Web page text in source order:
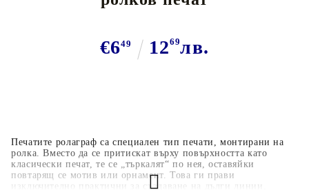
€649 1269лв.
Печатите ролаграф са специален тип печати, монтирани на
ролка. Вместо да се притискат върху повърхността като
класически печат, те се „търкалят“ по нея, оставяйки
повтарящ се мотив или орнамент. Това ги прави
изключително практични за създаване на дълги линии,